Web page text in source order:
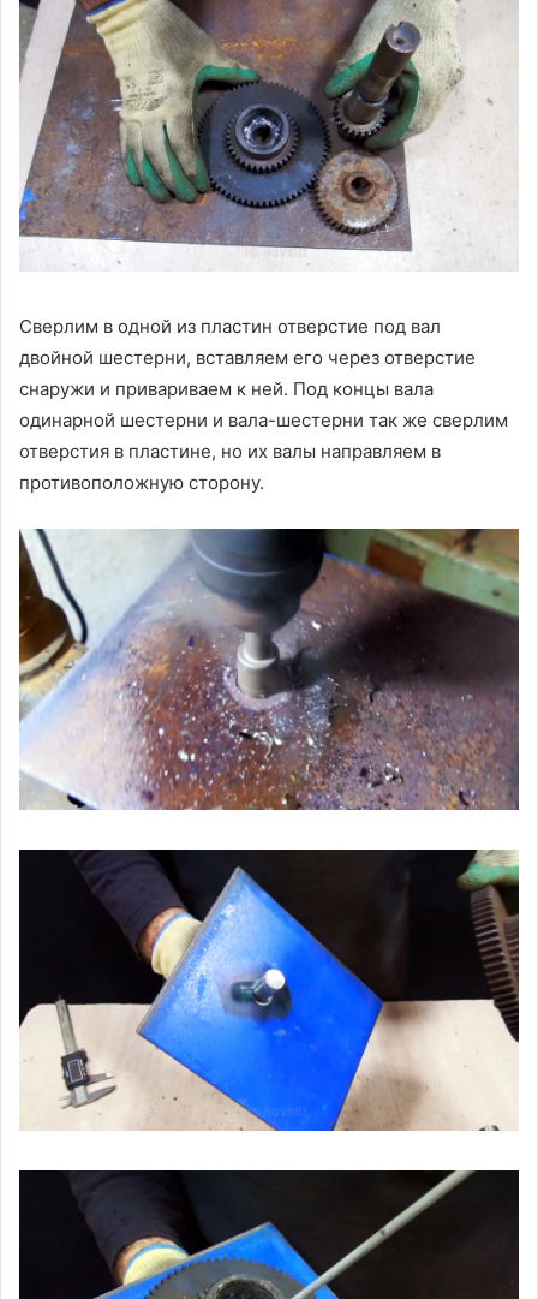
Сверлим в одной из пластин отверстие под вал
двойной шестерни, вставляем его через отверстие
снаружи и привариваем к ней. Под концы вала
одинарной шестерни и вала-шестерни так же сверлим
отверстия в пластине, но их валы направляем в
противоположную сторону.